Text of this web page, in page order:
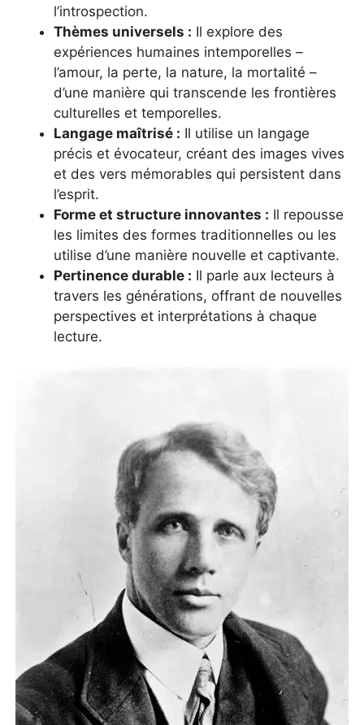
l’introspection.
Thèmes universels : Il explore des
expériences humaines intemporelles –
l’amour, la perte, la nature, la mortalité –
d’une manière qui transcende les frontières
culturelles et temporelles.
Langage maîtrisé : Il utilise un langage
précis et évocateur, créant des images vives
et des vers mémorables qui persistent dans
l’esprit.
Forme et structure innovantes : Il repousse
les limites des formes traditionnelles ou les
utilise d’une manière nouvelle et captivante.
Pertinence durable : Il parle aux lecteurs à
travers les générations, offrant de nouvelles
perspectives et interprétations à chaque
lecture.